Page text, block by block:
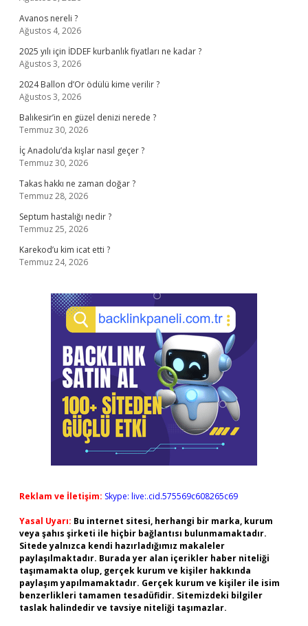
Avanos nereli ?
Ağustos 4, 2026
2025 yılı için İDDEF kurbanlık fiyatları ne kadar ?
Ağustos 3, 2026
2024 Ballon d’Or ödülü kime verilir ?
Ağustos 3, 2026
Balıkesir’in en güzel denizi nerede ?
Temmuz 30, 2026
İç Anadolu’da kışlar nasıl geçer ?
Temmuz 30, 2026
Takas hakkı ne zaman doğar ?
Temmuz 28, 2026
Septum hastalığı nedir ?
Temmuz 25, 2026
Karekod’u kim icat etti ?
Temmuz 24, 2026
Reklam ve İletişim: Skype: live:.cid.575569c608265c69
Yasal Uyarı: Bu internet sitesi, herhangi bir marka, kurum
veya şahıs şirketi ile hiçbir bağlantısı bulunmamaktadır.
Sitede yalnızca kendi hazırladığımız makaleler
paylaşılmaktadır. Burada yer alan içerikler haber niteliği
taşımamakta olup, gerçek kurum ve kişiler hakkında
paylaşım yapılmamaktadır. Gerçek kurum ve kişiler ile isim
benzerlikleri tamamen tesadüfidir. Sitemizdeki bilgiler
taslak halindedir ve tavsiye niteliği taşımazlar.